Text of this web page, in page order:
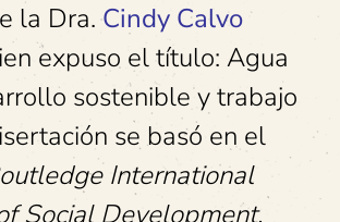
la Dra.Cindy Calvo
expuso el título: Agua
sostenible y trabajo
se basó en el
International
Social Development,